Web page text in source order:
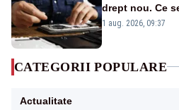
drept nou. Ce
un produs
1 aug. 2026, 09:37
CATEGORII POPULARE
Actualitate